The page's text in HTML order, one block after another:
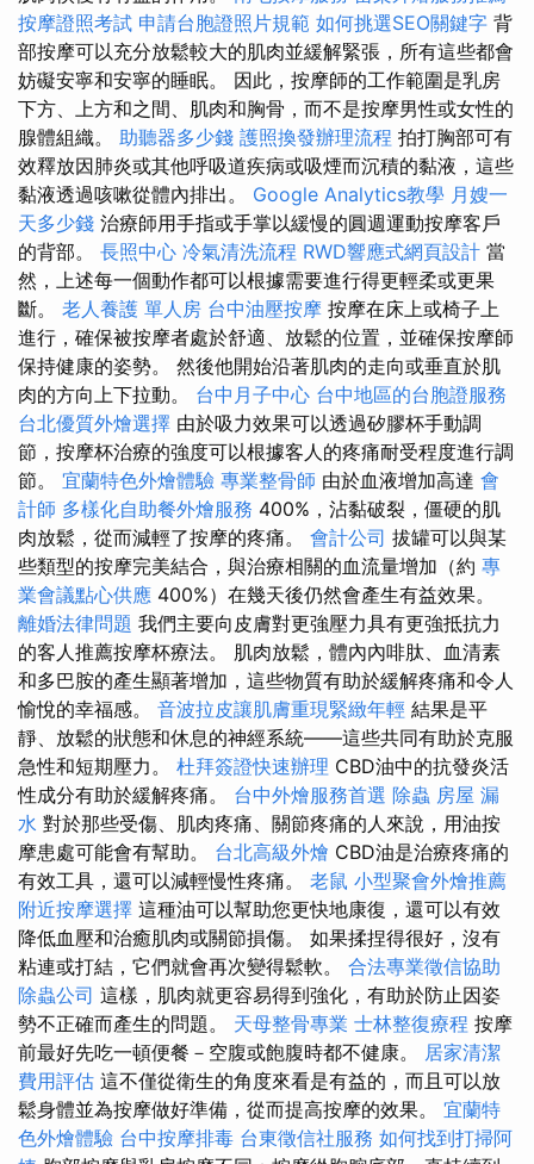
按摩證照考試 申請台胞證照片規範 如何挑選SEO關鍵字 背
部按摩可以充分放鬆較大的肌肉並緩解緊張，所有這些都會
妨礙安寧和安寧的睡眠。 因此，按摩師的工作範圍是乳房
下方、上方和之間、肌肉和胸骨，而不是按摩男性或女性的
腺體組織。 助聽器多少錢 護照換發辦理流程 拍打胸部可有
效釋放因肺炎或其他呼吸道疾病或吸煙而沉積的黏液，這些
黏液透過咳嗽從體內排出。 Google Analytics教學 月嫂一
天多少錢 治療師用手指或手掌以緩慢的圓週運動按摩客戶
的背部。 長照中心 冷氣清洗流程 RWD響應式網頁設計 當
然，上述每一個動作都可以根據需要進行得更輕柔或更果
斷。 老人養護 單人房 台中油壓按摩 按摩在床上或椅子上
進行，確保被按摩者處於舒適、放鬆的位置，並確保按摩師
保持健康的姿勢。 然後他開始沿著肌肉的走向或垂直於肌
肉的方向上下拉動。 台中月子中心 台中地區的台胞證服務
台北優質外燴選擇 由於吸力效果可以透過矽膠杯手動調
節，按摩杯治療的強度可以根據客人的疼痛耐受程度進行調
節。 宜蘭特色外燴體驗 專業整骨師 由於血液增加高達 會
計師 多樣化自助餐外燴服務 400%，沾黏破裂，僵硬的肌
肉放鬆，從而減輕了按摩的疼痛。 會計公司 拔罐可以與某
些類型的按摩完美結合，與治療相關的血流量增加（約 專
業會議點心供應 400%）在幾天後仍然會產生有益效果。
離婚法律問題 我們主要向皮膚對更強壓力具有更強抵抗力
的客人推薦按摩杯療法。 肌肉放鬆，體內內啡肽、血清素
和多巴胺的產生顯著增加，這些物質有助於緩解疼痛和令人
愉悅的幸福感。 音波拉皮讓肌膚重現緊緻年輕 結果是平
靜、放鬆的狀態和休息的神經系統——這些共同有助於克服
急性和短期壓力。 杜拜簽證快速辦理 CBD油中的抗發炎活
性成分有助於緩解疼痛。 台中外燴服務首選 除蟲 房屋 漏
水 對於那些受傷、肌肉疼痛、關節疼痛的人來說，用油按
摩患處可能會有幫助。 台北高級外燴 CBD油是治療疼痛的
有效工具，還可以減輕慢性疼痛。 老鼠 小型聚會外燴推薦
附近按摩選擇 這種油可以幫助您更快地康復，還可以有效
降低血壓和治癒肌肉或關節損傷。 如果揉捏得很好，沒有
粘連或打結，它們就會再次變得鬆軟。 合法專業徵信協助
除蟲公司 這樣，肌肉就更容易得到強化，有助於防止因姿
勢不正確而產生的問題。 天母整骨專業 士林整復療程 按摩
前最好先吃一頓便餐－空腹或飽腹時都不健康。 居家清潔
費用評估 這不僅從衛生的角度來看是有益的，而且可以放
鬆身體並為按摩做好準備，從而提高按摩的效果。 宜蘭特
色外燴體驗 台中按摩排毒 台東徵信社服務 如何找到打掃阿